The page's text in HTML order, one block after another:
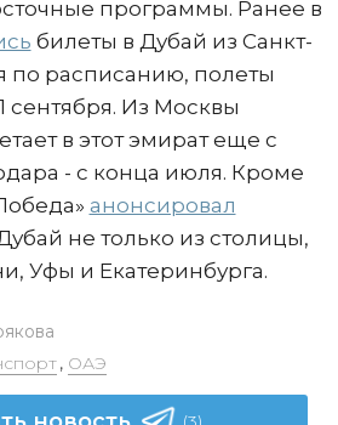
программы. Ранее в
билеты в Дубай из Санкт-
по расписанию, полеты
сентября. Из Москвы
в этот эмират еще с
- с конца июля. Кроме
анонсировал
не только из столицы,
Уфы и Екатеринбурга.
, ОАЭ